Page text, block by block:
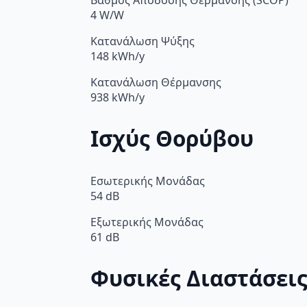
4 W/W
Κατανάλωση Ψύξης
148 kWh/y
Κατανάλωση Θέρμανσης
938 kWh/y
Ισχύς Θορύβου
Εσωτερικής Μονάδας
54 dB
Εξωτερικής Μονάδας
61 dB
Φυσικές Διαστάσεις